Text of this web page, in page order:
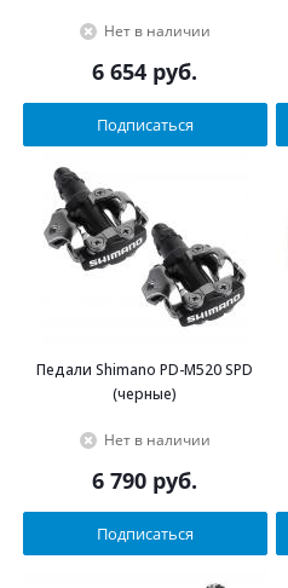
Нет в наличии
6 654 руб.
Подписаться
Педали Shimano PD-M520 SPD
(черные)
Нет в наличии
6 790 руб.
Подписаться